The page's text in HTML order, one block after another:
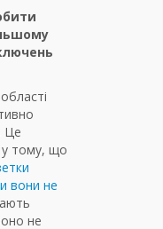
Це
у тому, що
вони не
не